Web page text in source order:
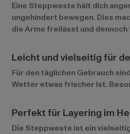
Eine Steppweste hält dich
ungehindert bewegen. Dies
die Arme freilässt und
Leicht und vielseitig für
Für den täglichen Gebrauch
Wetter etwas frischer ist.
Perfekt für Layering im
Die Steppweste ist ein